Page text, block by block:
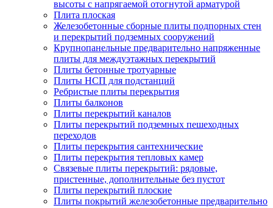
высоты с напрягаемой отогнутой арматурой
Плита плоская
Железобетонные сборные плиты подпорных стен
и перекрытий подземных сооружений
Крупнопанельные предварительно напряженные
плиты для междуэтажных перекрытий
Плиты бетонные тротуарные
Плиты НСП для подстанций
Ребристые плиты перекрытия
Плиты балконов
Плиты перекрытий каналов
Плиты перекрытий подземных пешеходных
переходов
Плиты перекрытия сантехнические
Плиты перекрытия тепловых камер
Связевые плиты перекрытий: рядовые,
пристенные, дополнительные без пустот
Плиты перекрытий плоские
Плиты покрытий железобетонные предварительно